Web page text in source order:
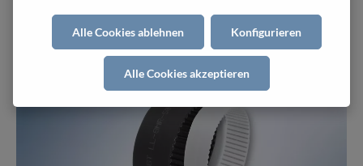
Zubehör
Alle Cookies ablehnen Konfigurieren
Alle Cookies akzeptieren